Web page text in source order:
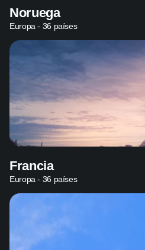
Noruega
Europa - 36 países
Francia
Europa - 36 países